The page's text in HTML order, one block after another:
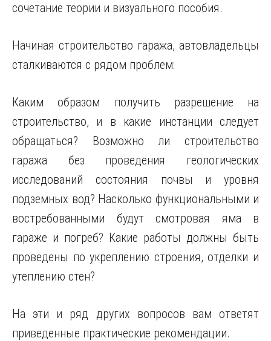
сочетание теории и визуального пособия.
Начиная строительство гаража, автовладельцы
сталкиваются с рядом проблем:
Каким образом получить разрешение на
строительство, и в какие инстанции следует
обращаться? Возможно ли строительство
гаража без проведения геологических
исследований состояния почвы и уровня
подземных вод? Насколько функциональными и
востребованными будут смотровая яма в
гараже и погреб? Какие работы должны быть
проведены по укреплению строения, отделки и
утеплению стен?
На эти и ряд других вопросов вам ответят
приведенные практические рекомендации.